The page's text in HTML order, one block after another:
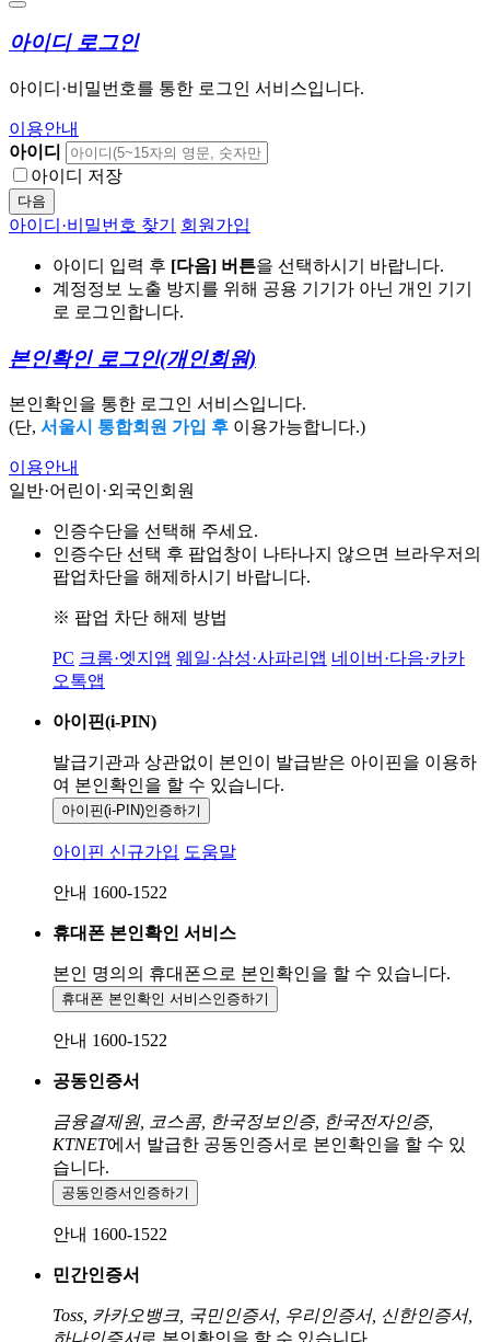
아이디 로그인
아이디·비밀번호를 통한 로그인 서비스입니다.
이용안내
아이디
아이디 저장
다음
아이디·비밀번호 찾기 회원가입
아이디 입력 후 [다음] 버튼을 선택하시기 바랍니다.
계정정보 노출 방지를 위해 공용 기기가 아닌 개인 기기
로 로그인합니다.
본인확인 로그인(개인회원)
본인확인을 통한 로그인 서비스입니다.
(단, 서울시 통합회원 가입 후 이용가능합니다.)
이용안내
일반·어린이·외국인회원
인증수단을 선택해 주세요.
인증수단 선택 후 팝업창이 나타나지 않으면 브라우저의
팝업차단을 해제하시기 바랍니다.
※ 팝업 차단 해제 방법
PC 크롬·엣지앱 웨일·삼성·사파리앱 네이버·다음·카카
오톡앱
아이핀(i-PIN)
발급기관과 상관없이 본인이 발급받은 아이핀을 이용하
여 본인확인을 할 수 있습니다.
아이핀(i-PIN)인증하기
아이핀 신규가입 도움말
안내 1600-1522
휴대폰 본인확인 서비스
본인 명의의 휴대폰으로 본인확인을 할 수 있습니다.
휴대폰 본인확인 서비스인증하기
안내 1600-1522
공동인증서
금융결제원, 코스콤, 한국정보인증, 한국전자인증,
KTNET에서 발급한 공동인증서로 본인확인을 할 수 있
습니다.
공동인증서 인증하기
안내 1600-1522
민간인증서
Toss, 카카오뱅크, 국민인증서, 우리인증서, 신한인증서,